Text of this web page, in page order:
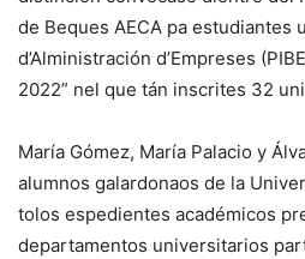
de Beques AECA pa estudiantes
d’Alministración d’Empreses
2022” nel que tán inscrites 32
María Gómez, María Palacio y
alumnos galardonaos de la
tolos espedientes académicos
departamentos universitarios